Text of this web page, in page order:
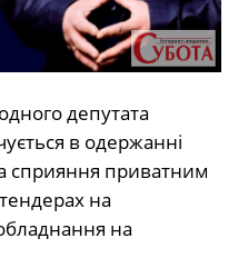
депутата
в одержанні
сприяння приватним
на
на